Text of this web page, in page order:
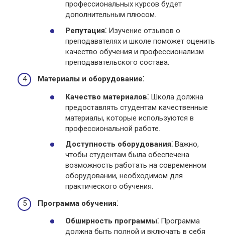
профессиональных курсов будет
дополнительным плюсом.
Репутация⁚ Изучение отзывов о
преподавателях и школе поможет оценить
качество обучения и профессионализм
преподавательского состава.
Материалы и оборудование⁚
Качество материалов⁚ Школа должна
предоставлять студентам качественные
материалы, которые используются в
профессиональной работе.
Доступность оборудования⁚ Важно,
чтобы студентам была обеспечена
возможность работать на современном
оборудовании, необходимом для
практического обучения.
Программа обучения⁚
Обширность программы⁚ Программа
должна быть полной и включать в себя